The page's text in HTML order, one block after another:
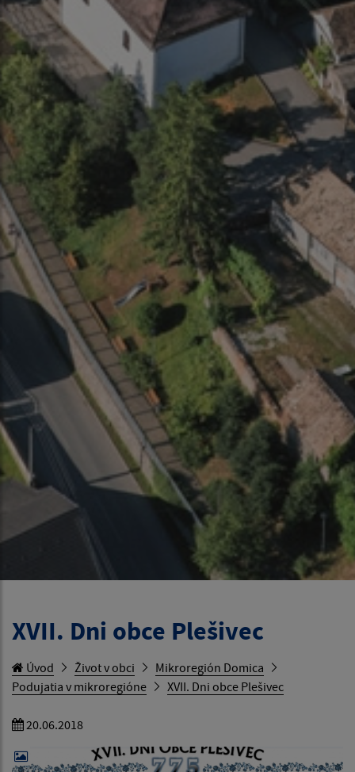
XVII. Dni obce Plešivec
Úvod Život v obci
Mikroregión Domica
Podujatia v mikroregióne
XVII. Dni obce Plešivec
20.06.2018